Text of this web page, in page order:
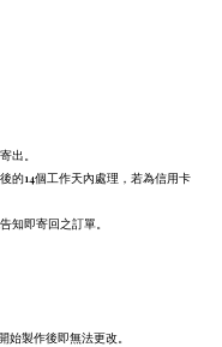
出。
的14個工作天內處理，若為信用卡
知即寄回之訂單。
製作後即無法更改。